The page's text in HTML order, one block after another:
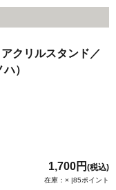
クリルスタンド／
）
1,700円 (税込)
在庫：× |85ポイント